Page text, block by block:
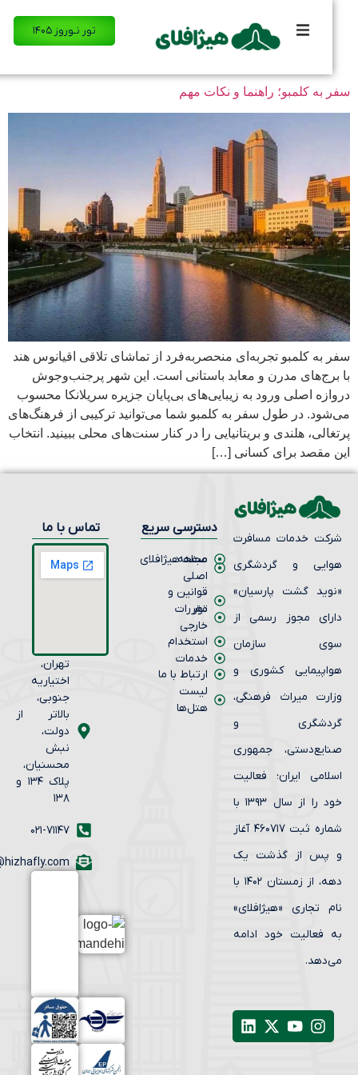
تور نـوروز ۱۴۰۵
به کلمبو؛ راهنما و نکات مهم
به کلمبو تجربه‌ای منحصربه‌فرد از تماشای تلاقی اقیانوس هند
مدرن و معابد باستانی است. این شهر پرجنب‌وجوش
اصلی ورود به زیبایی‌های بی‌پایان جزیره سریلانکا محسوب
در طول سفر به کلمبو شما می‌توانید ترکیبی از فرهنگ‌های
هلندی و بریتانیایی را در کنار سنت‌های محلی ببینید. انتخاب
مقصد برای کسانی […]
خدمات مسافرت
و گردشگری
گشت پارسیان»
مجوز رسمی از
سازمان
کشوری و
میراث فرهنگی،
و
جمهوری
ایران؛ فعالیت
خود را از سال ۱۳۹۳ با
شماره ثبت ۴۶۰۷۱۷ آغاز
پس از گذشت یک
دهه، از زمستان ۱۴۰۲ با
تجاری «هیژافلای»
فعالیت خود ادامه
دسترسی سریع
صفحه
اصلی
تور
خارجی
خدمات
لیست
هتل‌ها
مجله هیژافلای
قوانین و
مقررات
استخدام
ارتباط با ما
تماس با ما
تهران،
اختیاریه
جنوبی،
بالاتر از
دولت،
محسنیان،
پلاک ۱۳۴ و
۰۲۱-۷۱۱۴۷
info@hizhafly.com